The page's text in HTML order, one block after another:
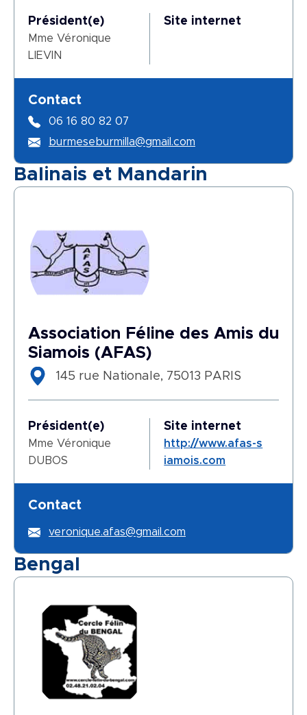
Président(e)
Mme Véronique
LIEVIN
Site internet
Contact
06 16 80 82 07
burmeseburmilla@gmail.com
Balinais et Mandarin
Association Féline des Amis du
Siamois (AFAS)
145 rue Nationale, 75013 PARIS
Président(e)
Mme Véronique
DUBOS
Site internet
http://www.afas-s
iamois.com
Contact
veronique.afas@gmail.com
Bengal